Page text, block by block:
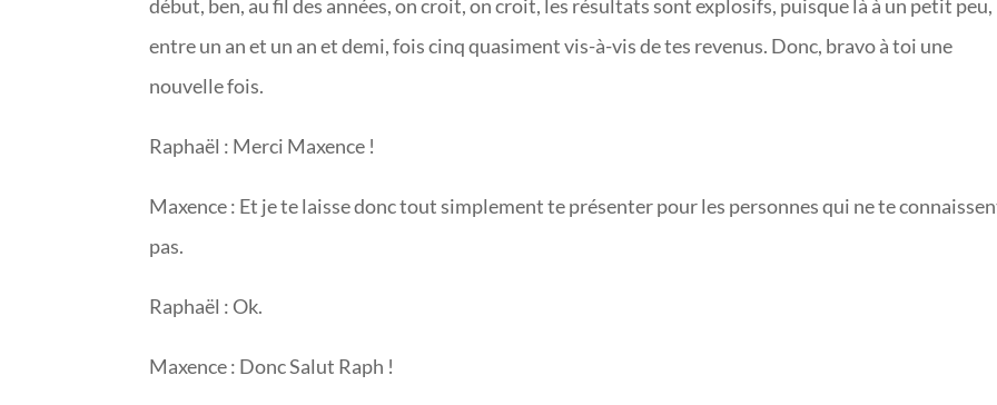
début, ben, au fil des années, on croit, on croit, les résultats sont explosifs, puisque là à un petit peu,
entre un an et un an et demi, fois cinq quasiment vis-à-vis de tes revenus. Donc, bravo à toi une
nouvelle fois.
Raphaël : Merci Maxence !
Maxence : Et je te laisse donc tout simplement te présenter pour les personnes qui ne te
pas.
Raphaël : Ok.
Maxence : Donc Salut Raph !